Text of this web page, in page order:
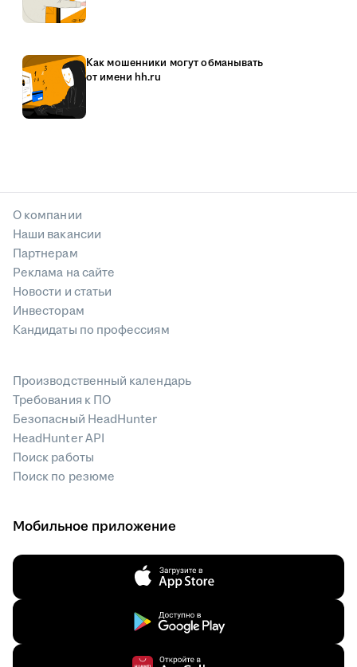
Как мошенники могут обманывать
от имени hh.ru
О компании
Наши вакансии
Партнерам
Реклама на сайте
Новости и статьи
Инвесторам
Кандидаты по профессиям
Производственный календарь
Требования к ПО
Безопасный HeadHunter
HeadHunter API
Поиск работы
Поиск по резюме
Мобильное приложение